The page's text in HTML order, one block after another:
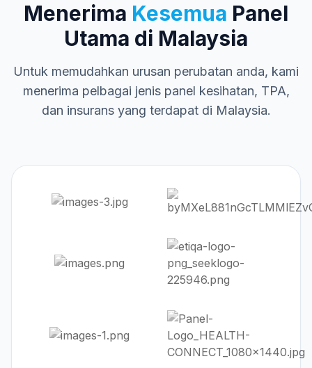
Menerima Kesemua Panel
Utama di Malaysia
Untuk memudahkan urusan perubatan anda, kami
menerima pelbagai jenis panel kesihatan, TPA,
dan insurans yang terdapat di Malaysia.